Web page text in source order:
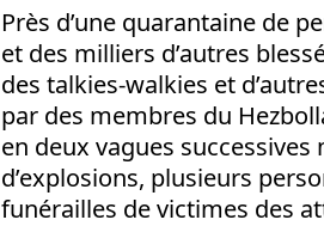
Près d’une quarantaine de
et des milliers d’autres
des talkies-walkies et
par des membres du
en deux vagues
d’explosions, plusieurs
funérailles de victimes des